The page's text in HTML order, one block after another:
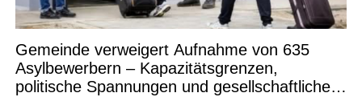
Gemeinde verweigert Aufnahme von 635
Asylbewerbern – Kapazitätsgrenzen,
politische Spannungen und gesellschaftliche